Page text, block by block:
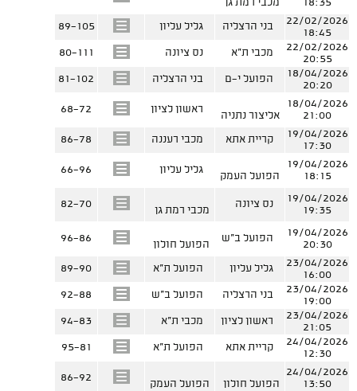
18:35 מכבי רמת גן
22/02/2026
18:45
בני הרצליה גליל עליון
89-105
22/02/2026
20:55
מכבי ת"א נס ציונה
80-111
18/04/2026
20:20
הפועל י-ם בני הרצליה 81-102
18/04/2026
21:00
אליצור נתניה
ראשון לציון 68-72
19/04/2026
17:30
קריית אתא מכבי רעננה 86-78
19/04/2026
18:15
הפועל העמק
גליל עליון 66-96
19/04/2026
19:35
נס ציונה
מכבי רמת גן
82-70
19/04/2026
20:30
הפועל ב"ש
הפועל חולון
96-86
23/04/2026
16:00
גליל עליון הפועל ת"א
89-90
23/04/2026
19:00
בני הרצליה הפועל ב"ש
92-88
23/04/2026
21:05
ראשון לציון מכבי ת"א
94-83
24/04/2026
12:30
קריית אתא הפועל ת"א 95-81
24/04/2026
13:50
הפועל חולון הפועל העמק
86-92